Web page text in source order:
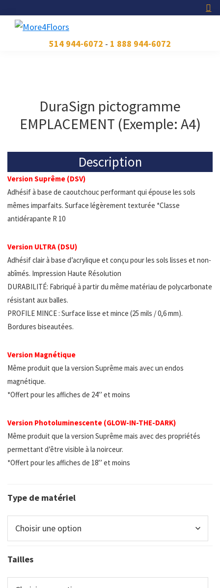
More4Floors514 944-6072 - 1 888 944-6072
DuraSign pictogramme
EMPLACEMENT (Exemple: A4)
Description
Version Suprême (DSV)
Adhésif à base de caoutchouc performant qui épouse les sols
mêmes imparfaits. Surface légèrement texturée *Classe
antidérapante R 10
Version ULTRA (DSU)
Adhésif clair à base d’acrylique et conçu pour les sols lisses et non-
abîmés. Impression Haute Résolution
DURABILITÉ: Fabriqué à partir du même matériau de polycarbonate
résistant aux balles.
PROFILE MINCE : Surface lisse et mince (25 mils / 0,6 mm).
Bordures biseautées.
Version Magnétique
Même produit que la version Suprême mais avec un endos
magnétique.
*Offert pour les affiches de 24’’ et moins
Version Photoluminescente (GLOW-IN-THE-DARK)
Même produit que la version Suprême mais avec des propriétés
permettant d’être visible à la noirceur.
*Offert pour les affiches de 18’’ et moins
Type de matériel
Tailles